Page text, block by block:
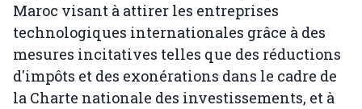
Maroc visant à attirer les entreprises
technologiques internationales grâce à des
mesures incitatives telles que des réductions
d'impôts et des exonérations dans le cadre de
la Charte nationale des investissements, et à